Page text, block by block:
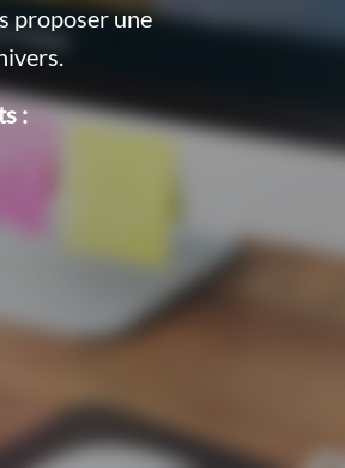
proposer une
: